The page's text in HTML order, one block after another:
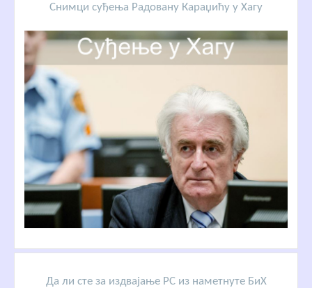
Снимци суђења Радовану Караџићу у Хагу
Да ли сте за издвајање РС из наметнуте БиХ